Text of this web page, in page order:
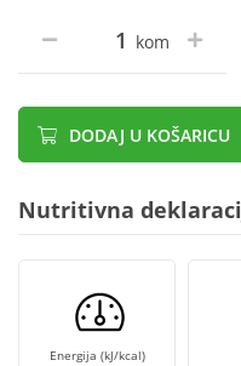
kom
DODAJ U KOŠARICU
Nutritivna
Energija (kJ/kcal)